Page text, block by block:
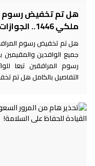
ملكي 1446.. الجوازات تُجيب
هل تم تخفيض رسوم
جميع الوافدين والمقيمين
رسوم المرافقين تبعا
التفاصيل بالكامل هل تم